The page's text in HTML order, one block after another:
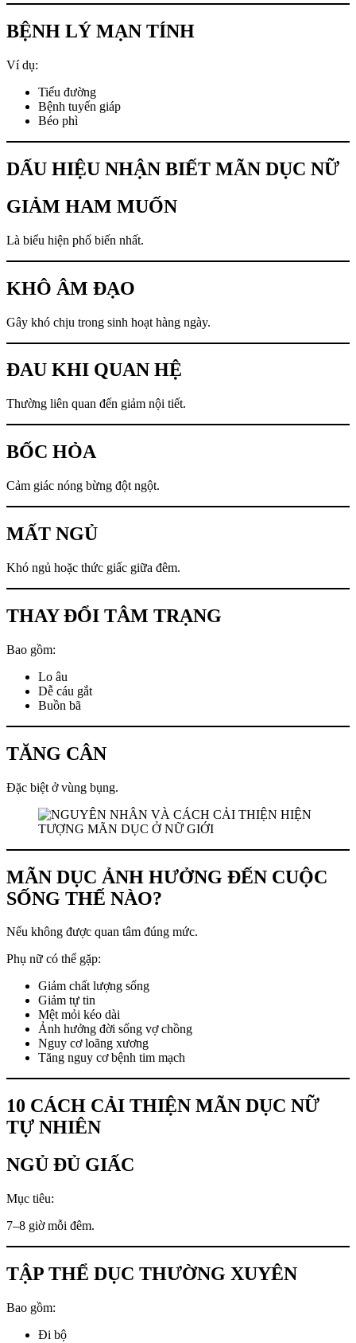
BỆNH LÝ MẠN TÍNH
Ví dụ:
Tiểu đường
Bệnh tuyến giáp
Béo phì
DẤU HIỆU NHẬN BIẾT MÃN DỤC NỮ
GIẢM HAM MUỐN
Là biểu hiện phổ biến nhất.
KHÔ ÂM ĐẠO
Gây khó chịu trong sinh hoạt hàng ngày.
ĐAU KHI QUAN HỆ
Thường liên quan đến giảm nội tiết.
BỐC HỎA
Cảm giác nóng bừng đột ngột.
MẤT NGỦ
Khó ngủ hoặc thức giấc giữa đêm.
THAY ĐỔI TÂM TRẠNG
Bao gồm:
Lo âu
Dễ cáu gắt
Buồn bã
TĂNG CÂN
Đặc biệt ở vùng bụng.
MÃN DỤC ẢNH HƯỞNG ĐẾN CUỘC
SỐNG THẾ NÀO?
Nếu không được quan tâm đúng mức.
Phụ nữ có thể gặp:
Giảm chất lượng sống
Giảm tự tin
Mệt mỏi kéo dài
Ảnh hưởng đời sống vợ chồng
Nguy cơ loãng xương
Tăng nguy cơ bệnh tim mạch
10 CÁCH CẢI THIỆN MÃN DỤC NỮ
TỰ NHIÊN
NGỦ ĐỦ GIẤC
Mục tiêu:
7–8 giờ mỗi đêm.
TẬP THỂ DỤC THƯỜNG XUYÊN
Bao gồm:
Đi bộ